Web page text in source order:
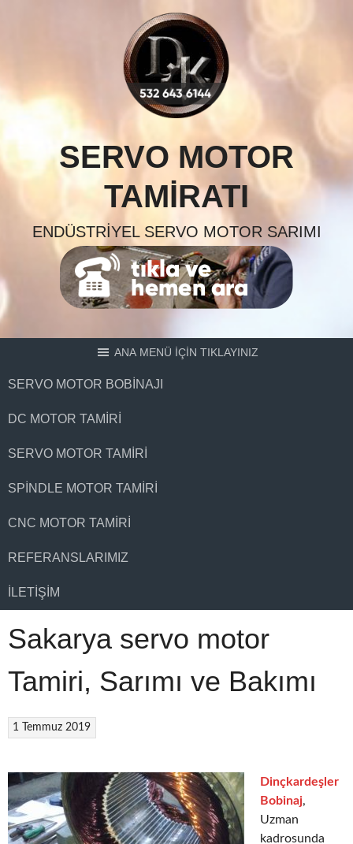
SERVO MOTOR
TAMIRATI
ENDÜSTRIYEL SERVO MOTOR SARIMI
ANA MENÜ İÇİN TIKLAYINIZ
SERVO MOTOR BOBINAJI
DC MOTOR TAMIRI
SERVO MOTOR TAMIRI
SPINDLE MOTOR TAMIRI
CNC MOTOR TAMIRI
REFERANSLARIMIZ
İLETIŞIM
Sakarya servo motor
Tamiri, Sarımı ve Bakımı
1 Temmuz 2019
Dinçkardeşler
Bobinaj,
Uzman
kadrosunda